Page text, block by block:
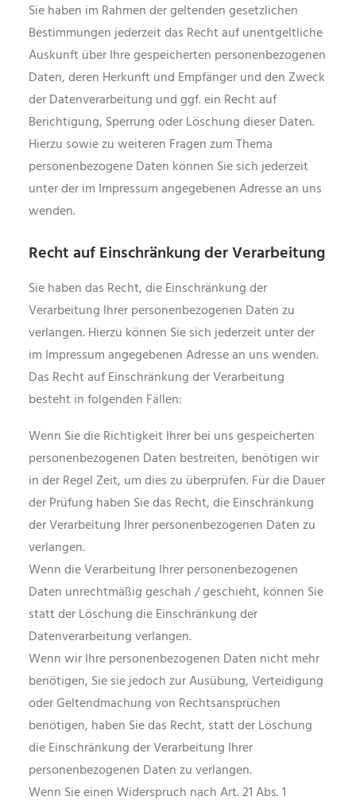
Sie haben im Rahmen der geltenden gesetzlichen
Bestimmungen jederzeit das Recht auf unentgeltliche
Auskunft über Ihre gespeicherten personenbezogenen
Daten, deren Herkunft und Empfänger und den Zweck
der Datenverarbeitung und ggf. ein Recht auf
Berichtigung, Sperrung oder Löschung dieser Daten.
Hierzu sowie zu weiteren Fragen zum Thema
personenbezogene Daten können Sie sich jederzeit
unter der im Impressum angegebenen Adresse an uns
wenden.
Recht auf Einschränkung der Verarbeitung
Sie haben das Recht, die Einschränkung der
Verarbeitung Ihrer personenbezogenen Daten zu
verlangen. Hierzu können Sie sich jederzeit unter der
im Impressum angegebenen Adresse an uns wenden.
Das Recht auf Einschränkung der Verarbeitung
besteht in folgenden Fällen:
Wenn Sie die Richtigkeit Ihrer bei uns gespeicherten
personenbezogenen Daten bestreiten, benötigen wir
in der Regel Zeit, um dies zu überprüfen. Für die Dauer
der Prüfung haben Sie das Recht, die Einschränkung
der Verarbeitung Ihrer personenbezogenen Daten zu
verlangen.
Wenn die Verarbeitung Ihrer personenbezogenen
Daten unrechtmäßig geschah / geschieht, können Sie
statt der Löschung die Einschränkung der
Datenverarbeitung verlangen.
Wenn wir Ihre personenbezogenen Daten nicht mehr
benötigen, Sie sie jedoch zur Ausübung, Verteidigung
oder Geltendmachung von Rechtsansprüchen
benötigen, haben Sie das Recht, statt der Löschung
die Einschränkung der Verarbeitung Ihrer
personenbezogenen Daten zu verlangen.
Wenn Sie einen Widerspruch nach Art. 21 Abs. 1